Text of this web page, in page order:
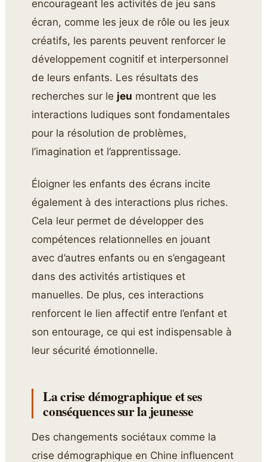
encourageant les activités de jeu sans
écran, comme les jeux de rôle ou les jeux
créatifs, les parents peuvent renforcer le
développement cognitif et interpersonnel
de leurs enfants. Les résultats des
recherches sur le jeu montrent que les
interactions ludiques sont fondamentales
pour la résolution de problèmes,
l’imagination et l’apprentissage.
Éloigner les enfants des écrans incite
également à des interactions plus riches.
Cela leur permet de développer des
compétences relationnelles en jouant
avec d’autres enfants ou en s’engageant
dans des activités artistiques et
manuelles. De plus, ces interactions
renforcent le lien affectif entre l’enfant et
son entourage, ce qui est indispensable à
leur sécurité émotionnelle.
La crise démographique et ses
conséquences sur la jeunesse
Des changements sociétaux comme la
crise démographique en Chine influencent